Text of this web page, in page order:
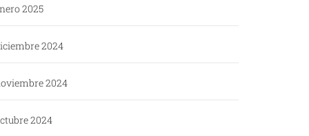
2025
2024
2024
2024